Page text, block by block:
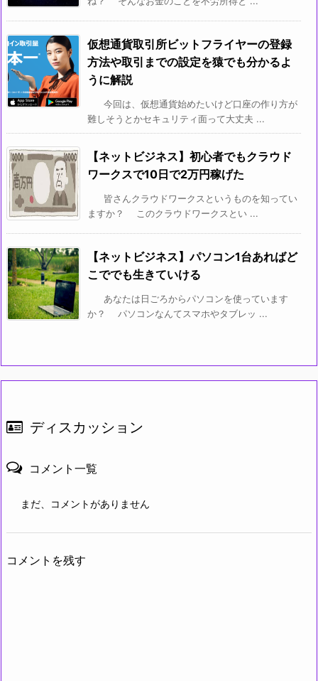
仮想通貨取引所ビットフライヤーの登録
方法や取引までの設定を猿でも分かるよ
うに解説
今回は、仮想通貨始めたいけど口座の作り方が
難しそうとかセキュリティ面って大丈夫 ...
【ネットビジネス】初心者でもクラウド
ワークスで10日で2万円稼げた
皆さんクラウドワークスというものを知ってい
ますか？ このクラウドワークスとい ...
【ネットビジネス】パソコン1台あればど
こででも生きていける
あなたは日ごろからパソコンを使っています
か？ パソコンなんてスマホやタブレッ ...
ディスカッション
コメント一覧
まだ、コメントがありません
コメントを残す